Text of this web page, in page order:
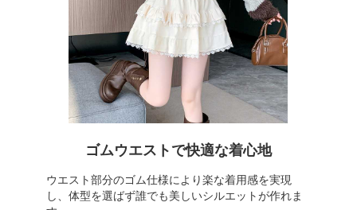
ゴムウエストで快適な着心地
ウエスト部分のゴム仕様により楽な着用感を実現
し、体型を選ばず誰でも美しいシルエットが作れま